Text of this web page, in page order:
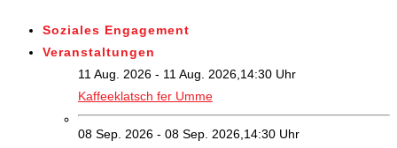
Soziales Engagement
Veranstaltungen
11 Aug. 2026 - 11 Aug. 2026,14:30 Uhr
Kaffeeklatsch fer Umme
08 Sep. 2026 - 08 Sep. 2026,14:30 Uhr